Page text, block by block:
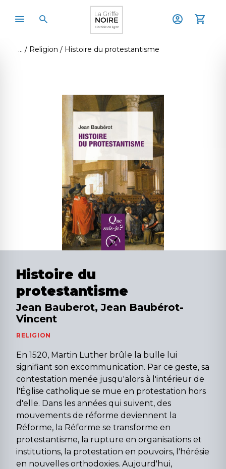
Religion Histoire du protestantisme
Histoire du
protestantisme
Jean Bauberot, Jean Baubérot-
Vincent
RELIGION
En 1520, Martin Luther brûle la bulle lui
signifiant son excommunication. Par ce geste, sa
contestation menée jusqu'alors à l'intérieur de
l'Église catholique se mue en protestation hors
d'elle. Dans les années qui suivent, des
mouvements de réforme deviennent la
Réforme, la Réforme se transforme en
protestantisme, la rupture en organisations et
institutions, la protestation en pouvoirs, l'hérésie
en nouvelles orthodoxies. Aujourd'hui,